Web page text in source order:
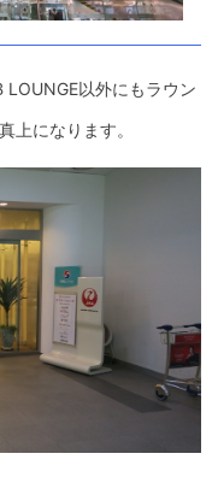
LOUNGE以外にもラウン
上になります。